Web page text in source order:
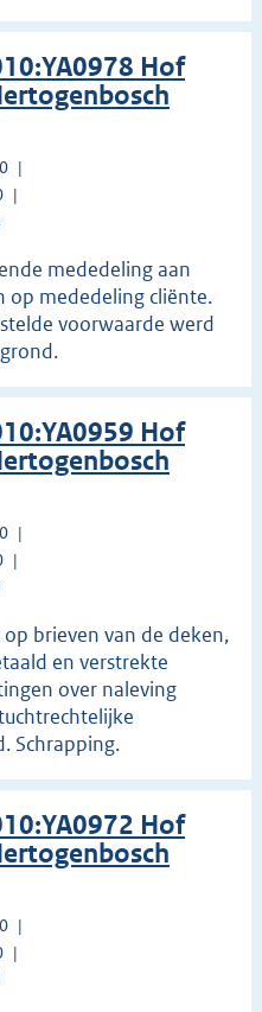
Hof
mededeling aan
op mededeling cliënte.
voorwaarde werd
Hof
brieven van de deken,
en verstrekte
over naleving
Schrapping.
Hof